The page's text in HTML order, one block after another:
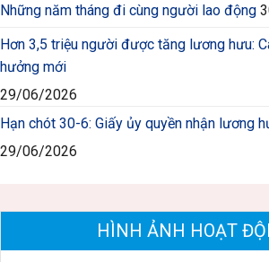
Những năm tháng đi cùng người lao động
Hơn 3,5 triệu người được tăng lương hưu:
hưởng mới
29/06/2026
Hạn chót 30-6: Giấy ủy quyền nhận lương
29/06/2026
HÌNH ẢNH HOẠT